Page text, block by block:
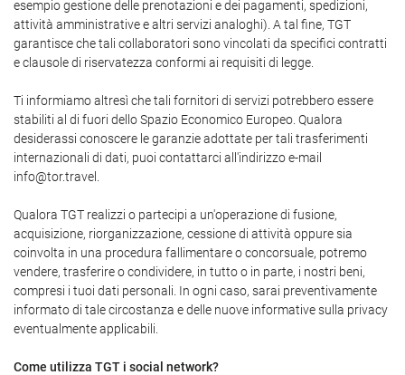
esempio gestione delle prenotazioni e dei pagamenti, spedizioni,
attività amministrative e altri servizi analoghi). A tal fine, TGT
garantisce che tali collaboratori sono vincolati da specifici contratti
e clausole di riservatezza conformi ai requisiti di legge.
Ti informiamo altresì che tali fornitori di servizi potrebbero essere
stabiliti al di fuori dello Spazio Economico Europeo. Qualora
desiderassi conoscere le garanzie adottate per tali trasferimenti
internazionali di dati, puoi contattarci all'indirizzo e-mail
info@tor.travel.
Qualora TGT realizzi o partecipi a un'operazione di fusione,
acquisizione, riorganizzazione, cessione di attività oppure sia
coinvolta in una procedura fallimentare o concorsuale, potremo
vendere, trasferire o condividere, in tutto o in parte, i nostri beni,
compresi i tuoi dati personali. In ogni caso, sarai preventivamente
informato di tale circostanza e delle nuove informative sulla privacy
eventualmente applicabili.
Come utilizza TGT i social network?